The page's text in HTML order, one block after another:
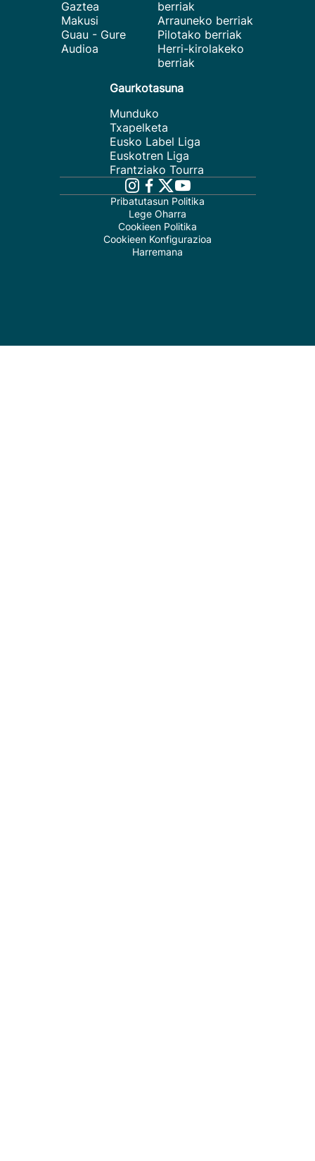
Gaztea
Makusi
Guau - Gure
Audioa
berriak
Arrauneko berriak
Pilotako berriak
Herri-kirolakeko
berriak
Gaurkotasuna
Munduko
Txapelketa
Eusko Label Liga
Euskotren Liga
Frantziako Tourra
Pribatutasun Politika
Lege Oharra
Cookieen Politika
Cookieen Konfigurazioa
Harremana